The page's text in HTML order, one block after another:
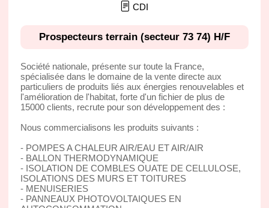
CDI
Prospecteurs terrain (secteur 73 74) H/F
Société nationale, présente sur toute la France,
spécialisée dans le domaine de la vente directe aux
particuliers de produits liés aux énergies renouvelables et
l'amélioration de l'habitat, forte d'un fichier de plus de
15000 clients, recrute pour son développement des :
Nous commercialisons les produits suivants :
- POMPES A CHALEUR AIR/EAU ET AIR/AIR
- BALLON THERMODYNAMIQUE
- ISOLATION DE COMBLES OUATE DE CELLULOSE,
ISOLATIONS DES MURS ET TOITURES
- MENUISERIES
- PANNEAUX PHOTOVOLTAIQUES EN